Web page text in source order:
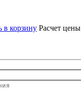
в корзину Расчет цены